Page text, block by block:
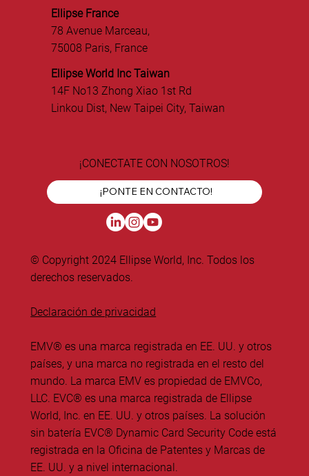
Ellipse France
78 Avenue Marceau,
75008 Paris, France
Ellipse World Inc Taiwan
14F No13 Zhong Xiao 1st Rd
Linkou Dist, New Taipei City, Taiwan
¡CONECTATE CON NOSOTROS!
¡PONTE EN CONTACTO!
© Copyright 2024 Ellipse World, Inc. Todos los
derechos reservados.
Declaración de privacidad
EMV® es una marca registrada en EE. UU. y otros
países, y una marca no registrada en el resto del
mundo. La marca EMV es propiedad de EMVCo,
LLC. EVC® es una marca registrada de Ellipse
World, Inc. en EE. UU. y otros países. La solución
sin batería EVC® Dynamic Card Security Code está
registrada en la Oficina de Patentes y Marcas de
EE. UU. y a nivel internacional.